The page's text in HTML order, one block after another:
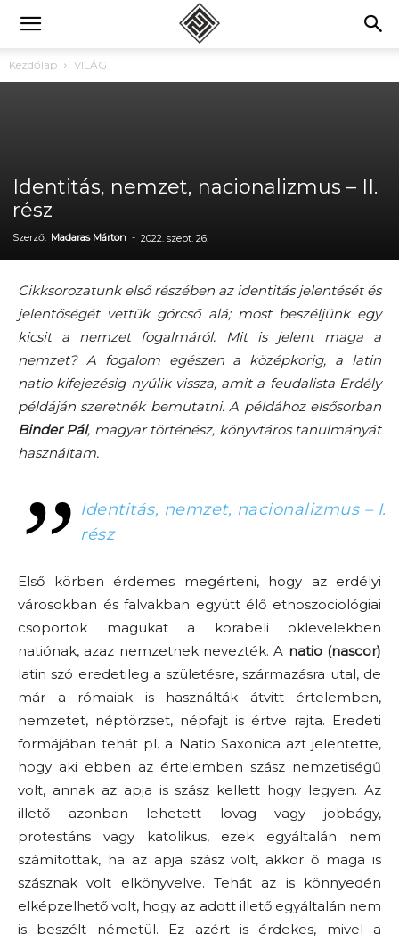
Kezdőlap VILÁG
Identitás, nemzet, nacionalizmus – II.
rész
Szerző: Madaras Márton - 2022. szept. 26.
Cikksorozatunk első részében az identitás jelentését és
jelentőségét vettük górcső alá; most beszéljünk egy
kicsit a nemzet fogalmáról. Mit is jelent maga a
nemzet? A fogalom egészen a középkorig, a latin
natio kifejezésig nyúlik vissza, amit a feudalista Erdély
példáján szeretnék bemutatni. A példához elsősorban
Binder Pál, magyar történész, könyvtáros tanulmányát
használtam.
Identitás, nemzet, nacionalizmus – I.
rész
Első körben érdemes megérteni, hogy az erdélyi
városokban és falvakban együtt élő etnoszociológiai
csoportok magukat a korabeli oklevelekben
natiónak, azaz nemzetnek nevezték. A natio (nascor)
latin szó eredetileg a születésre, származásra utal, de
már a rómaiak is használták átvitt értelemben,
nemzetet, néptörzset, népfajt is értve rajta. Eredeti
formájában tehát pl. a Natio Saxonica azt jelentette,
hogy aki ebben az értelemben szász nemzetiségű
volt, annak az apja is szász kellett hogy legyen. Az
illető azonban lehetett lovag vagy jobbágy,
protestáns vagy katolikus, ezek egyáltalán nem
számítottak, ha az apja szász volt, akkor ő maga is
szásznak volt elkönyvelve. Tehát az is könnyedén
elképzelhető volt, hogy az adott illető egyáltalán nem
is beszélt németül. Ez azért is érdekes, mivel a